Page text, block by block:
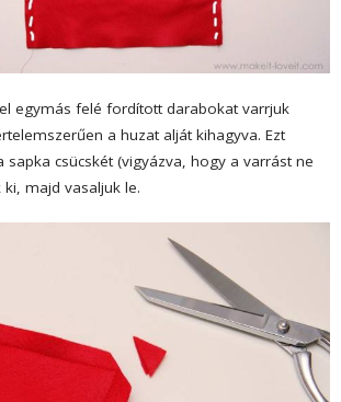
egymás felé fordított darabokat varrjuk
a huzat alját kihagyva. Ezt
sapka csücskét (vigyázva, hogy a varrást ne
majd vasaljuk le.